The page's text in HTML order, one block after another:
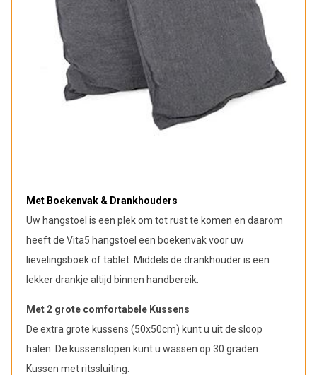
Met Boekenvak & Drankhouders
Uw hangstoel is een plek om tot rust te komen en daarom
heeft de Vita5 hangstoel een boekenvak voor uw
lievelingsboek of tablet. Middels de drankhouder is een
lekker drankje altijd binnen handbereik.
Met 2 grote comfortabele Kussens
De extra grote kussens (50x50cm) kunt u uit de sloop
halen. De kussenslopen kunt u wassen op 30 graden.
Kussen met ritssluiting.